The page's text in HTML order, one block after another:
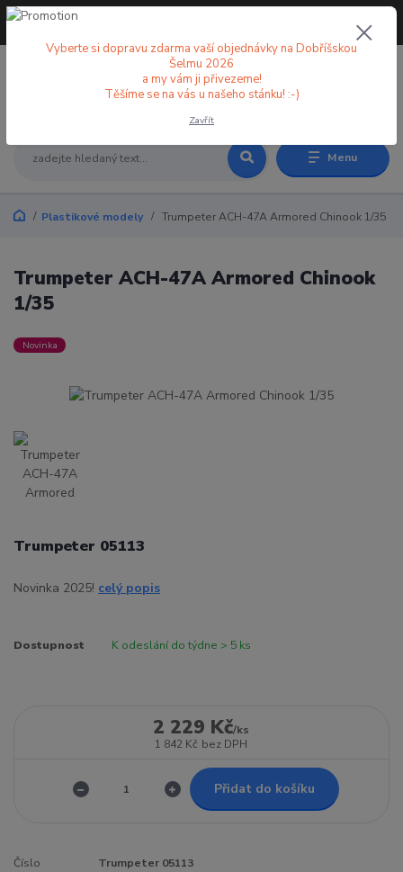
Menu
+420 773 998 582
Plastikové modely Trumpeter ACH-47A Armored Chinook 1/35
Trumpeter ACH-47A Armored Chinook
1/35
Novinka
Trumpeter 05113
Novinka 2025! celý popis
Dostupnost K odeslání do týdne > 5 ks
2 229 Kč/ks
1 842 Kč bez DPH
Přidat do košíku
Číslo
Trumpeter 05113
Vyberte si dopravu zdarma vaší objednávky na Dobříšskou
Šelmu 2026
a my vám ji přivezeme!
Těšíme se na vás u našeho stánku! :-)
Zavřít